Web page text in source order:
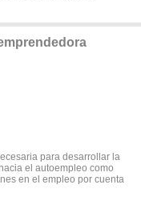
para desarrollar la
el autoempleo como
en el empleo por cuenta